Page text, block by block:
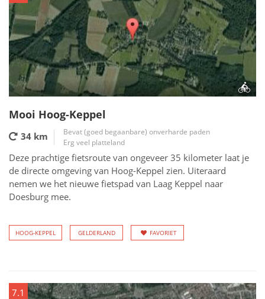
Mooi Hoog-Keppel
34 km
Bevat (goed begaanbare) onverharde paden
Erg veel platteland
Deze prachtige fietsroute van ongeveer 35 kilometer laat je
de directe omgeving van Hoog-Keppel zien. Uiteraard
nemen we het nieuwe fietspad van Laag Keppel naar
Doesburg mee.
HOOG-KEPPEL GELDERLAND FAVORIET
7.1